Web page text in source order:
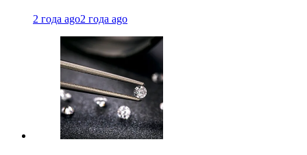
2 года ago2 года ago